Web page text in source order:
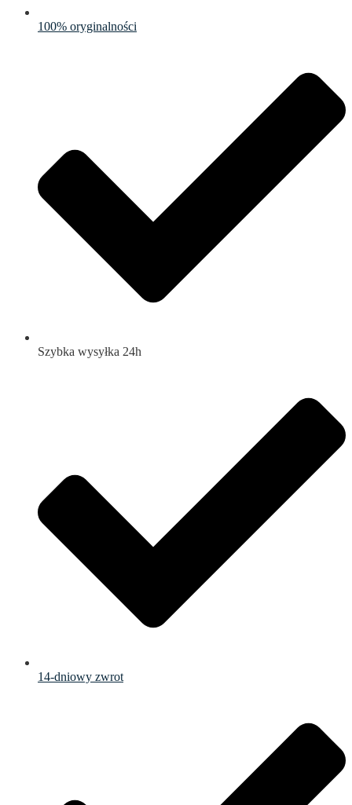
100% oryginalności
Szybka wysyłka 24h
14-dniowy zwrot